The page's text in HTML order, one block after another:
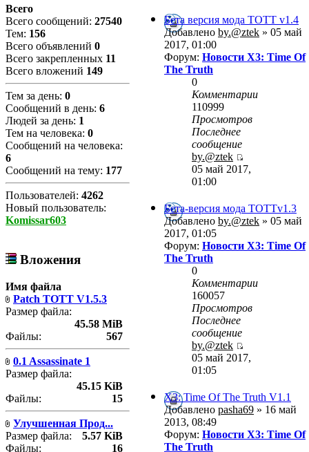
Всего
Всего сообщений: 27540
Тем: 156
Всего объявлений 0
Всего закрепленных 11
Всего вложений 149
Тем за день: 0
Сообщений в день: 6
Людей за день: 1
Тем на человека: 0
Сообщений на человека:
6
Сообщений на тему: 177
Пользователей: 4262
Новый пользователь:
Komissar603
Вложения
Имя файла
Patch TOTT V1.5.3
Размер файла:
45.58 MiB
Файлы:
567
0.1 Assassinate 1
Размер файла:
45.15 KiB
Файлы:
15
Улучшенная Прод...
Размер файла:
5.57 KiB
Файлы:
16
Бета версия мода ТОТТ v1.4
Добавлено by.@ztek » 05 май
2017, 01:00
Форум: Новости X3: Time Of
The Truth
0
Комментарии
110999
Просмотров
Последнее
сообщение
by.@ztek
05 май 2017,
01:00
Бета-версия мода ТОТТv1.3
Добавлено by.@ztek » 05 май
2017, 01:05
Форум: Новости X3: Time Of
The Truth
0
Комментарии
160057
Просмотров
Последнее
сообщение
by.@ztek
05 май 2017,
01:05
X3: Time Of The Truth V1.1
Добавлено pasha69 » 16 май
2013, 08:49
Форум: Новости X3: Time Of
The Truth